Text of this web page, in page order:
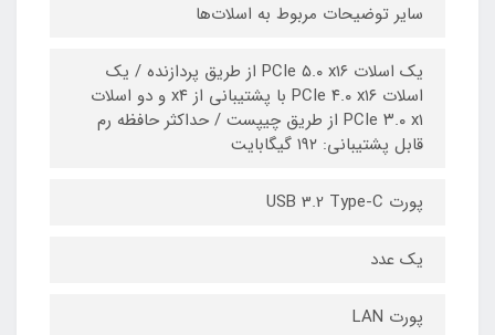
سایر توضیحات مربوط به اسلات‌ها
یک اسلات PCIe ۵.۰ x۱۶ از طریق پردازنده / یک
اسلات PCIe ۴.۰ x۱۶ با پشتیبانی از x۴ و دو اسلات
PCIe ۳.۰ x۱ از طریق چیپست / حداکثر حافظه رم
قابل پشتیبانی: ۱۹۲ گیگابایت
پورت USB 3.2 Type-C
یک عدد
پورت LAN